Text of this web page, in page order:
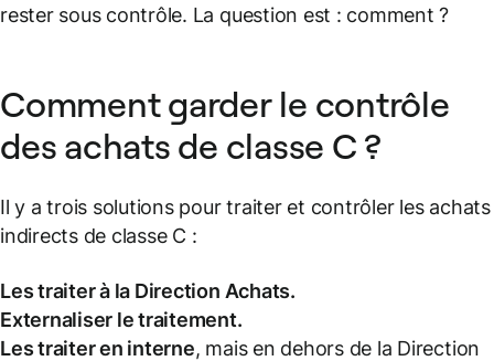
rester sous contrôle. La question est : comment ?
Comment garder le contrôle
des achats de classe C ?
Il y a trois solutions pour traiter et contrôler les achats
indirects de classe C :
Les traiter à la Direction Achats.
Externaliser le traitement.
Les traiter en interne, mais en dehors de la Direction